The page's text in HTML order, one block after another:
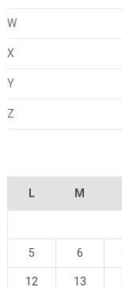
W
X
Y
Z
L M
5 6
12 13